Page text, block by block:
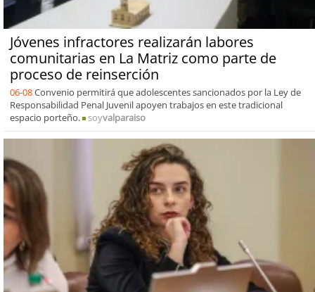
Jóvenes infractores realizarán labores
comunitarias en La Matriz como parte de
proceso de reinserción
06-08Convenio permitirá que adolescentes sancionados por la Ley de
Responsabilidad Penal Juvenil apoyen trabajos en este tradicional
espacio porteño.
soyvalparaiso